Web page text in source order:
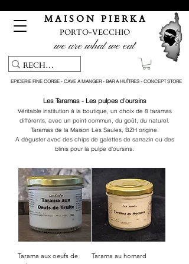
M A I S O N P I E R K A
PORTO-VECCHIO
we are what we eat
EPICERIE FINE CORSE - CAVE A MANGER - BAR A HUÎTRES - CONCEPT STORE
Les Taramas - Les pulpes d'oursins
Véritable institution à la boutique, un choix de 8 taramas
différents, avec un point commun, du goût, du naturel.
Taramas de la Maison Les Saules, BZH origine.
A déguster avec des chips de galettes de sarrazin ou des
blinis pour la pulpe d'oursins.
Tarama aux oeufs de
Tarama au homard